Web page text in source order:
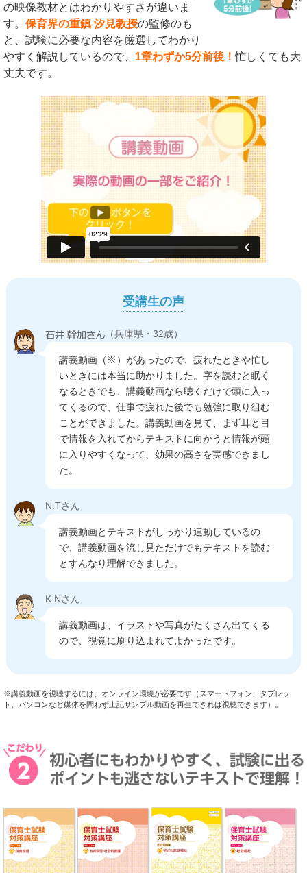
の映像教材とはわかりやすさが違いま
す。 保育界の重鎮 汐見教授の監修のも
と、試験に必要な内容を厳選してわかり
やすく解説しているので、 1章わずか5分前後！忙しくても大
丈夫です。
受講生の声
（兵庫県・32歳）
講義動画（※）があったので、疲れたときや忙し
いときには本当に助かりました。字を読むと眠く
なるときでも、講義動画なら聴くだけで頭に入っ
てくるので、仕事で疲れた後でも勉強に取り組む
ことができました。講義動画を見て、まず耳と目
で情報を入れてからテキストに向かうと情報が頭
に入りやすくなって、効果の高さを実感できまし
た。
N.Tさん
講義動画とテキストがしっかり連動しているの
で、講義動画を流し見ただけでもテキストを読む
とすんなり理解できました。
K.Nさん
講義動画は、イラストや写真がたくさん出てくる
ので、視覚に刷り込まれてよかったです。
※講義動画を視聴するには、オンライン環境が必要です（スマートフォン、タブレッ
ト、パソコンなど媒体を問わず上記サンプル動画を再生できれば視聴できます）。